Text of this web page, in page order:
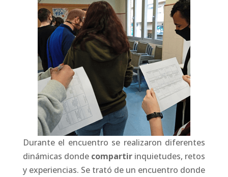
Durante el encuentro se realizaron diferentes
dinámicas donde compartir inquietudes, retos
y experiencias. Se trató de un encuentro donde